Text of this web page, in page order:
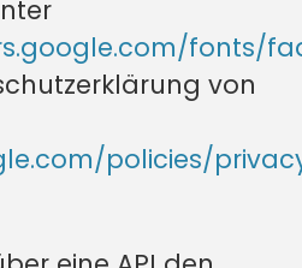
fonts/
von
policies/